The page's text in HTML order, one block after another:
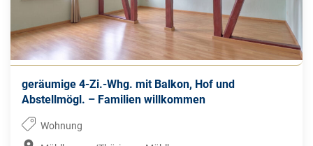
geräumige 4-Zi.-Whg. mit Balkon, Hof und
Abstellmögl. – Familien willkommen
Wohnung